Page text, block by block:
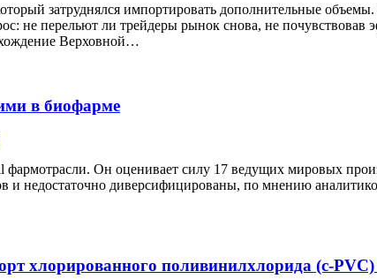
затруднялся импортировать дополнительные
не перельют ли трейдеры рынок снова, не почувствовав
Верховной…
в биофарме
Он оценивает силу 17 ведущих мировых
недостаточно диверсифицированы, по мнению
хлорированного поливинилхлорида (c-